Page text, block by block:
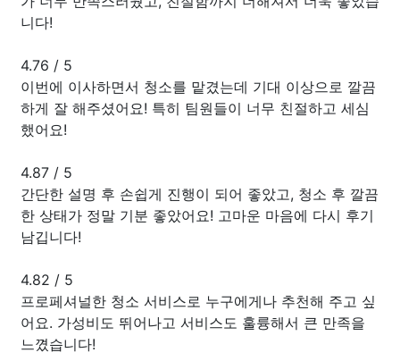
니다!
4.76 / 5
이번에 이사하면서 청소를 맡겼는데 기대 이상으로 깔끔
하게 잘 해주셨어요! 특히 팀원들이 너무 친절하고 세심
했어요!
4.87 / 5
간단한 설명 후 손쉽게 진행이 되어 좋았고, 청소 후 깔끔
한 상태가 정말 기분 좋았어요! 고마운 마음에 다시 후기
남깁니다!
4.82 / 5
프로페셔널한 청소 서비스로 누구에게나 추천해 주고 싶
어요. 가성비도 뛰어나고 서비스도 훌륭해서 큰 만족을
느꼈습니다!